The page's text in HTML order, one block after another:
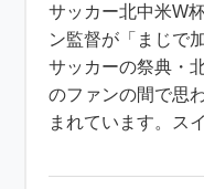
サッカー北中米W
ン監督が「まじで
サッカーの祭典・
のファンの間で思
まれています。ス